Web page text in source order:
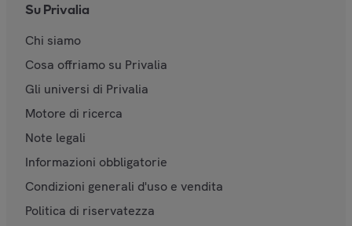
Su Privalia
Chi siamo
Cosa offriamo su Privalia
Gli universi di Privalia
Motore di ricerca
Note legali
Informazioni obbligatorie
Condizioni generali d'uso e vendita
Politica di riservatezza